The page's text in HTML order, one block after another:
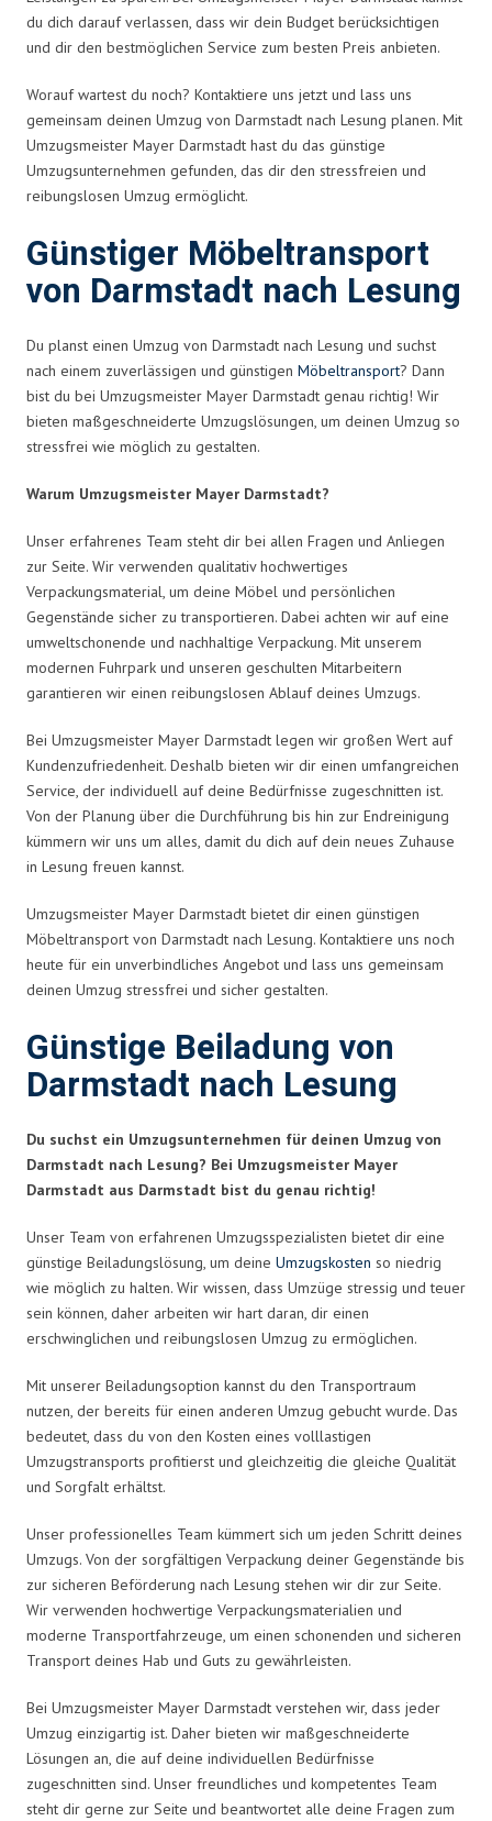
du dich darauf verlassen, dass wir dein Budget berücksichtigen
und dir den bestmöglichen Service zum besten Preis anbieten.
Worauf wartest du noch? Kontaktiere uns jetzt und lass uns
gemeinsam deinen Umzug von Darmstadt nach Lesung planen. Mit
Umzugsmeister Mayer Darmstadt hast du das günstige
Umzugsunternehmen gefunden, das dir den stressfreien und
reibungslosen Umzug ermöglicht.
Günstiger Möbeltransport
von Darmstadt nach Lesung
Du planst einen Umzug von Darmstadt nach Lesung und suchst
nach einem zuverlässigen und günstigen Möbeltransport? Dann
bist du bei Umzugsmeister Mayer Darmstadt genau richtig! Wir
bieten maßgeschneiderte Umzugslösungen, um deinen Umzug so
stressfrei wie möglich zu gestalten.
Warum Umzugsmeister Mayer Darmstadt?
Unser erfahrenes Team steht dir bei allen Fragen und Anliegen
zur Seite. Wir verwenden qualitativ hochwertiges
Verpackungsmaterial, um deine Möbel und persönlichen
Gegenstände sicher zu transportieren. Dabei achten wir auf eine
umweltschonende und nachhaltige Verpackung. Mit unserem
modernen Fuhrpark und unseren geschulten Mitarbeitern
garantieren wir einen reibungslosen Ablauf deines Umzugs.
Bei Umzugsmeister Mayer Darmstadt legen wir großen Wert auf
Kundenzufriedenheit. Deshalb bieten wir dir einen umfangreichen
Service, der individuell auf deine Bedürfnisse zugeschnitten ist.
Von der Planung über die Durchführung bis hin zur Endreinigung
kümmern wir uns um alles, damit du dich auf dein neues Zuhause
in Lesung freuen kannst.
Umzugsmeister Mayer Darmstadt bietet dir einen günstigen
Möbeltransport von Darmstadt nach Lesung. Kontaktiere uns noch
heute für ein unverbindliches Angebot und lass uns gemeinsam
deinen Umzug stressfrei und sicher gestalten.
Günstige Beiladung von
Darmstadt nach Lesung
Du suchst ein Umzugsunternehmen für deinen Umzug von
Darmstadt nach Lesung? Bei Umzugsmeister Mayer
Darmstadt aus Darmstadt bist du genau richtig!
Unser Team von erfahrenen Umzugsspezialisten bietet dir eine
günstige Beiladungslösung, um deine Umzugskosten so niedrig
wie möglich zu halten. Wir wissen, dass Umzüge stressig und teuer
sein können, daher arbeiten wir hart daran, dir einen
erschwinglichen und reibungslosen Umzug zu ermöglichen.
Mit unserer Beiladungsoption kannst du den Transportraum
nutzen, der bereits für einen anderen Umzug gebucht wurde. Das
bedeutet, dass du von den Kosten eines volllastigen
Umzugstransports profitierst und gleichzeitig die gleiche Qualität
und Sorgfalt erhältst.
Unser professionelles Team kümmert sich um jeden Schritt deines
Umzugs. Von der sorgfältigen Verpackung deiner Gegenstände bis
zur sicheren Beförderung nach Lesung stehen wir dir zur Seite.
Wir verwenden hochwertige Verpackungsmaterialien und
moderne Transportfahrzeuge, um einen schonenden und sicheren
Transport deines Hab und Guts zu gewährleisten.
Bei Umzugsmeister Mayer Darmstadt verstehen wir, dass jeder
Umzug einzigartig ist. Daher bieten wir maßgeschneiderte
Lösungen an, die auf deine individuellen Bedürfnisse
zugeschnitten sind. Unser freundliches und kompetentes Team
steht dir gerne zur Seite und beantwortet alle deine Fragen zum